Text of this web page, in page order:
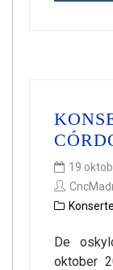
19
De
oktober